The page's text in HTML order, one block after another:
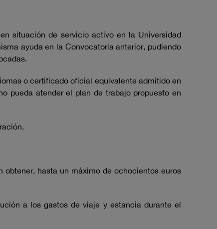
situación de servicio activo en la Universidad
ayuda en la Convocatoria anterior, pudiendo
o certificado oficial equivalente admitido en
pueda atender el plan de trabajo propuesto en
obtener, hasta un máximo de ochocientos euros
a los gastos de viaje y estancia durante el